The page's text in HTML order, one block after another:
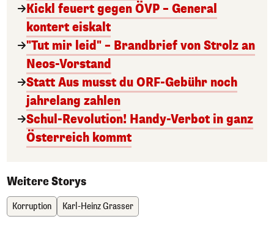
Kickl feuert gegen ÖVP – General
kontert eiskalt
"Tut mir leid" – Brandbrief von Strolz an
Neos-Vorstand
Statt Aus musst du ORF-Gebühr noch
jahrelang zahlen
Schul-Revolution! Handy-Verbot in ganz
Österreich kommt
Weitere Storys
Korruption Karl-Heinz Grasser